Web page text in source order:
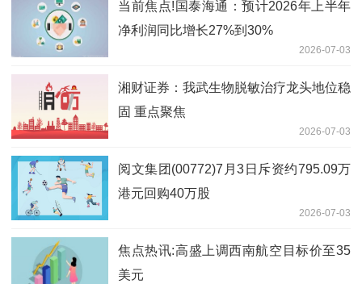
当前焦点!国泰海通：预计2026年上半年
净利润同比增长27%到30%
2026-07-03
湘财证券：我武生物脱敏治疗龙头地位稳
固 重点聚焦
2026-07-03
阅文集团(00772)7月3日斥资约795.09万
港元回购40万股
2026-07-03
焦点热讯:高盛上调西南航空目标价至35
美元